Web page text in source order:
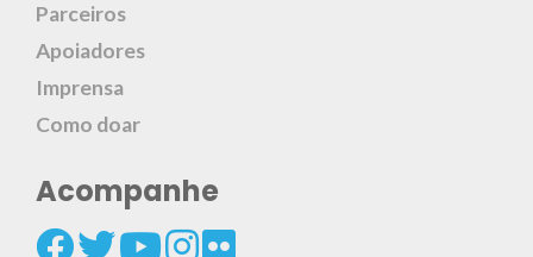
Parceiros
Apoiadores
Imprensa
Como doar
Acompanhe